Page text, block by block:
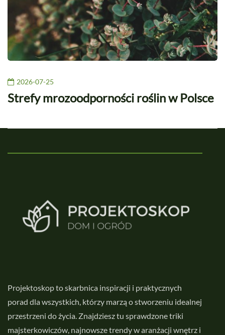
2026-07-25
Strefy mrozoodporności roślin w Polsce
Projektoskop to skarbnica inspiracji i praktycznych
porad dla wszystkich, którzy marzą o stworzeniu idealnej
przestrzeni do życia. Znajdziesz tu sprawdzone triki
majsterkowiczów, najnowsze trendy w aranżacji wnętrz i